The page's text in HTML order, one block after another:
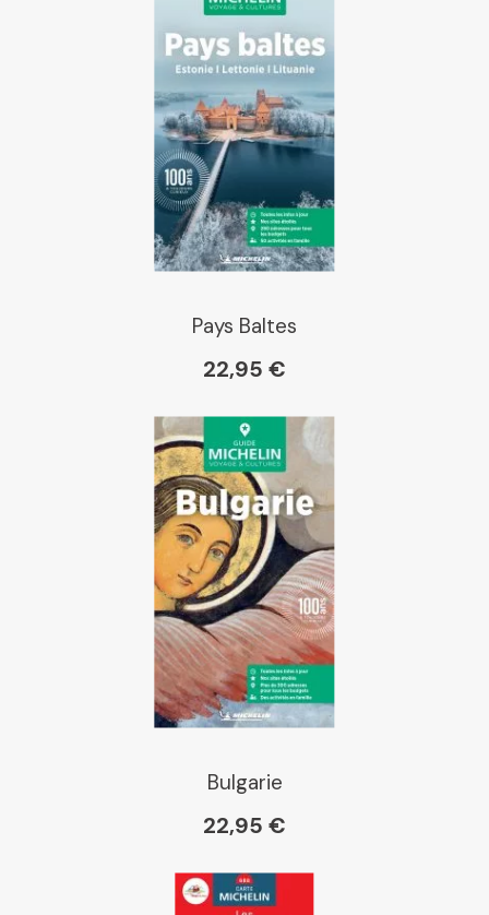
Pays Baltes
22,95 €
Bulgarie
22,95 €